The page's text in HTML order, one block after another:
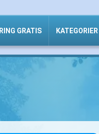
RING GRATIS KATEGORIER